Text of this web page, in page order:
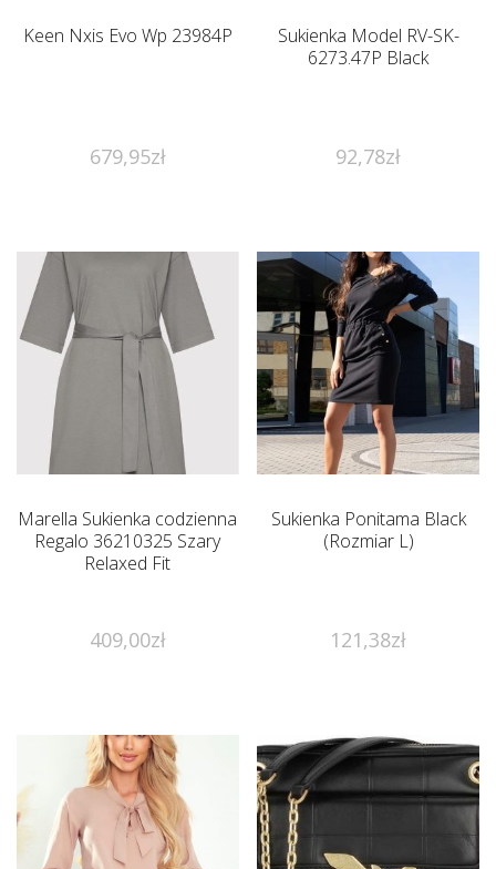
Keen Nxis Evo Wp 23984P
679,95zł
Sukienka Model RV-SK-
6273.47P Black
92,78zł
Marella Sukienka codzienna
Regalo 36210325 Szary
Relaxed Fit
409,00zł
Sukienka Ponitama Black
(Rozmiar L)
121,38zł